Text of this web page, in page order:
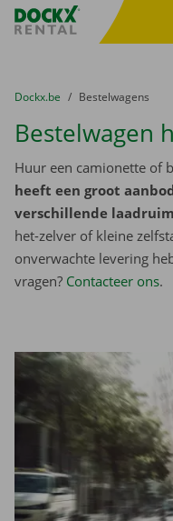
Fratello DEMO
U bevindt zich hier:
van
Dockx.be naar
Bestelwagens
Bestelwagen
Huur een camionette of
heeft een groot
verschillende
het-zelver of kleine
onverwachte levering
vragen? Contacteer ons.